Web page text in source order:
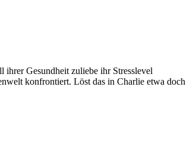
Gesundheit zuliebe ihr Stresslevel
konfrontiert. Löst das in Charlie etwa doch